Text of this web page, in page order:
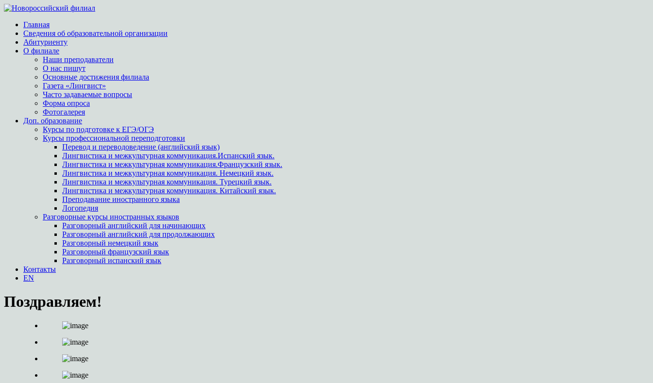
Главная
Сведения об образовательной организации
Абитуриенту
О филиале
Наши преподаватели
О нас пишут
Основные достижения филиала
Газета «Лингвист»
Часто задаваемые вопросы
Форма опроса
Фотогалерея
Доп. образование
Курсы по подготовке к ЕГЭ/ОГЭ
Курсы профессиональной переподготовки
Перевод и переводоведение (английский язык)
Лингвистика и межкультурная коммуникация.Испанский язык.
Лингвистика и межкультурная коммуникация.Французский язык.
Лингвистика и межкультурная коммуникация. Немецкий язык.
Лингвистика и межкультурная коммуникация. Турецкий язык.
Лингвистика и межкультурная коммуникация. Китайский язык.
Преподавание иностранного языка
Логопедия
Разговорные курсы иностранных языков
Разговорный английский для начинающих
Разговорный английский для продолжающих
Разговорный немецкий язык
Разговорный французский язык
Разговорный испанский язык
Контакты
EN
Поздравляем!